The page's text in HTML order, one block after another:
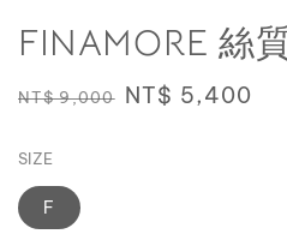
FINAMORE 絲
Regular
NT$ 9,000 Sale
NT$ 5,400
SIZE
F